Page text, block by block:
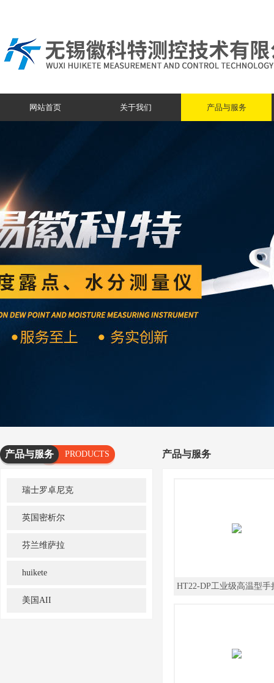
网站首页 关于我们 产品与服务
产品与服务
PRODUCTS
SERVICES
瑞士罗卓尼克
英国密析尔
芬兰维萨拉
huikete
美国AII
产品与服务
HT22-DP工业级高温型手